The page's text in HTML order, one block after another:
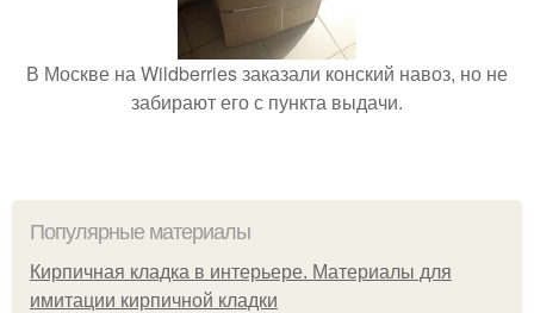
В Москве на Wildberries заказали конский навоз, но не
забирают его с пункта выдачи.
Популярные материалы
Кирпичная кладка в интерьере. Материалы для
имитации кирпичной кладки